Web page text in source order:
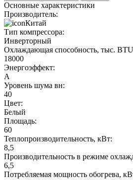
Основные характеристики
Производитель:
Китай
Тип компрессора:
Инверторный
Охлаждающая способность, тыс.
18000
Энергоэффект:
А
Уровень шума вн:
40
Цвет:
Белый
Площадь:
60
Теплопроизводительность, кВт:
8,5
Производительность в режиме
6,5
Потребляемая мощность обогрева,